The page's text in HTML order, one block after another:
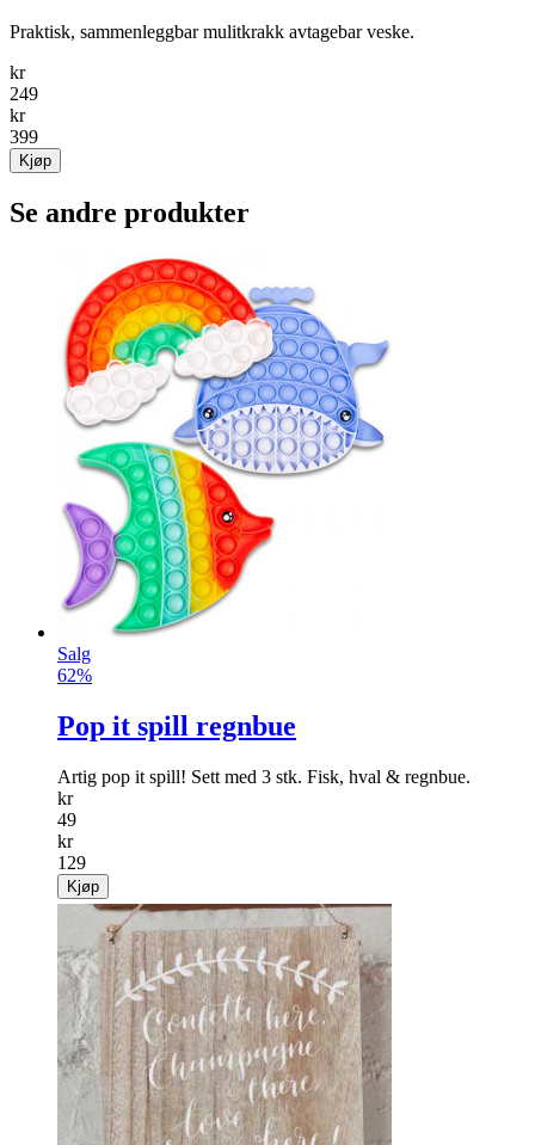
Praktisk, sammenleggbar mulitkrakk avtagebar veske.
kr
249
kr
399
Kjøp
Se andre produkter
Salg
62%
Pop it spill regnbue
Artig pop it spill! Sett med 3 stk. Fisk, hval & regnbue.
kr
49
kr
129
Kjøp